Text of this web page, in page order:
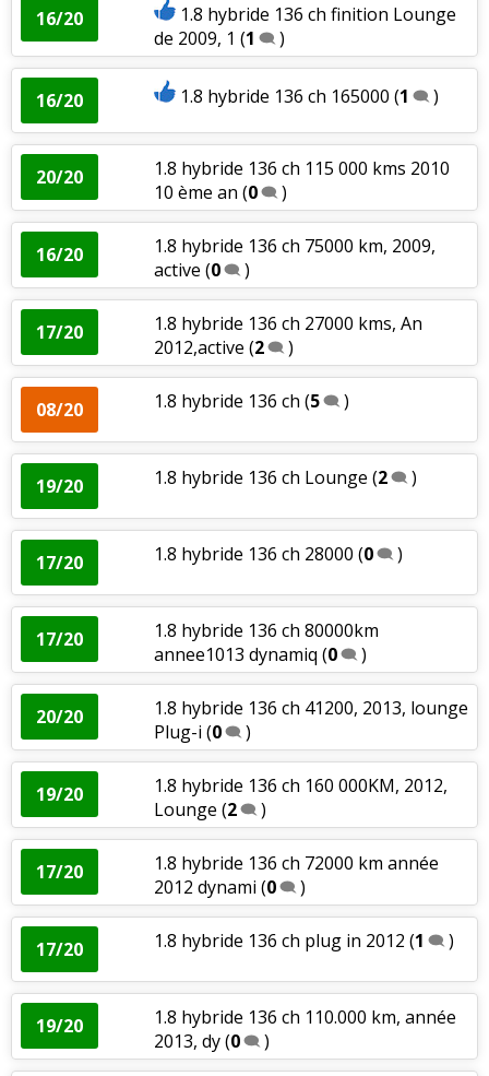
16/20
1.8 hybride 136 ch finition Lounge
de 2009, 1 (1 )
16/20 1.8 hybride 136 ch 165000 (1 )
20/20
1.8 hybride 136 ch 115 000 kms 2010
10 ème an (0 )
16/20
1.8 hybride 136 ch 75000 km, 2009,
active (0 )
17/20
1.8 hybride 136 ch 27000 kms, An
2012,active (2 )
08/20 1.8 hybride 136 ch (5 )
19/20 1.8 hybride 136 ch Lounge (2 )
17/20 1.8 hybride 136 ch 28000 (0 )
17/20
1.8 hybride 136 ch 80000km
annee1013 dynamiq (0 )
20/20
1.8 hybride 136 ch 41200, 2013, lounge
Plug-i (0 )
19/20
1.8 hybride 136 ch 160 000KM, 2012,
Lounge (2 )
17/20
1.8 hybride 136 ch 72000 km année
2012 dynami (0 )
17/20 1.8 hybride 136 ch plug in 2012 (1 )
19/20
1.8 hybride 136 ch 110.000 km, année
2013, dy(0 )